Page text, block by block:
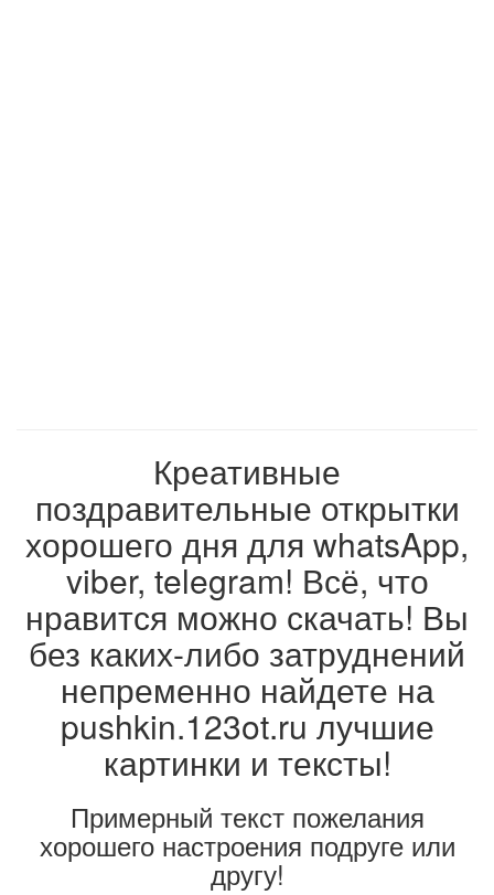
Креативные
поздравительные открытки
хорошего дня для whatsApp,
viber, telegram! Всё, что
нравится можно скачать! Вы
без каких-либо затруднений
непременно найдете на
pushkin.123ot.ru лучшие
картинки и тексты!
Примерный текст пожелания
хорошего настроения подруге или
другу!